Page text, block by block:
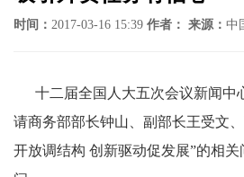
时间： 2017-03-16 15:39 作者： 来源： 中
十二届全国人大五次会议新闻中
请商务部部长钟山、副部长王受文
开放调结构 创新驱动促发展”的相